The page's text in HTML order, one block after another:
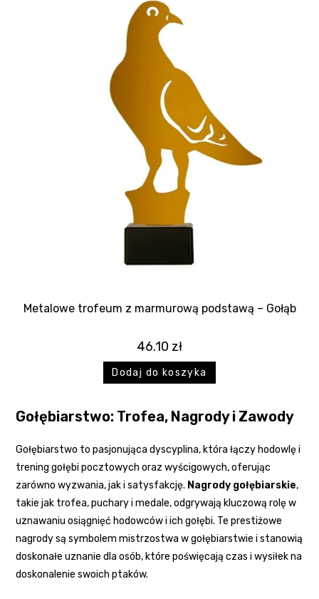
Metalowe trofeum z marmurową podstawą – Gołąb
46.10 zł
Dodaj do koszyka
Gołębiarstwo: Trofea, Nagrody i Zawody
Gołębiarstwo to pasjonująca dyscyplina, która łączy hodowlę i
trening gołębi pocztowych oraz wyścigowych, oferując
zarówno wyzwania, jak i satysfakcję. Nagrody gołębiarskie,
takie jak trofea, puchary i medale, odgrywają kluczową rolę w
uznawaniu osiągnięć hodowców i ich gołębi. Te prestiżowe
nagrody są symbolem mistrzostwa w gołębiarstwie i stanowią
doskonałe uznanie dla osób, które poświęcają czas i wysiłek na
doskonalenie swoich ptaków.